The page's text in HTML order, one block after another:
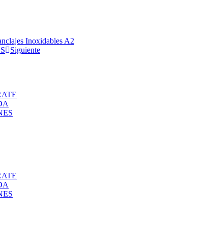
Inoxidables A2
Siguiente